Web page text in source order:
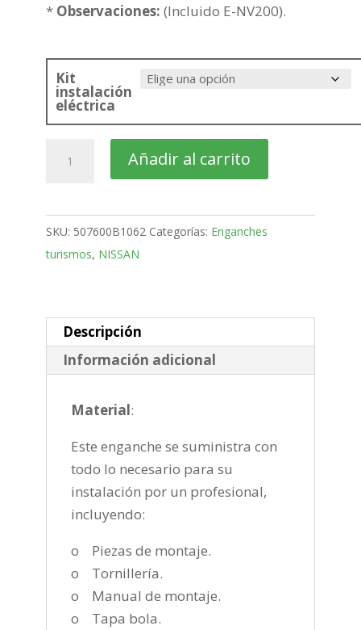
* Observaciones: (Incluido E-NV200).
Kit
instalación
eléctrica
NV200
Bola
desmontable
horizontal
2010-
cantidad
Añadir al carrito
SKU: 507600B1062 Categorías: Enganches
turismos, NISSAN
Descripción
Información adicional
Material:
Este enganche se suministra con
todo lo necesario para su
instalación por un profesional,
incluyendo:
o Piezas de montaje.
o Tornillería.
o Manual de montaje.
o Tapa bola.